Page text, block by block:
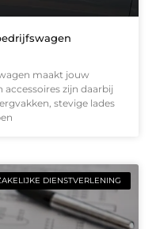
maakt jouw
zijn daarbij
stevige lades
DIENSTVERLENING